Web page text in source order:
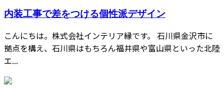
内装工事で差をつける個性派デザイン
こんにちは。株式会社インテリア縁です。 石川県金沢市に
拠点を構え、石川県はもちろん福井県や富山県といった北陸
エ...